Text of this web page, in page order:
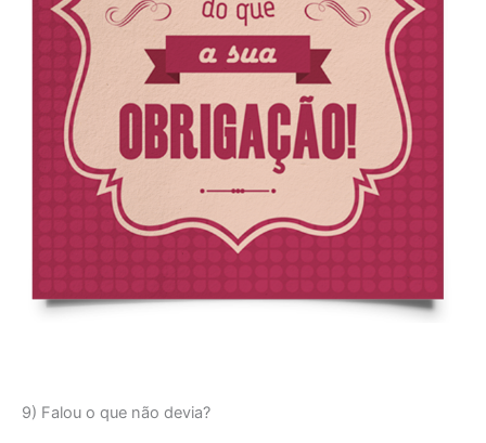
9) Falou o que não devia?